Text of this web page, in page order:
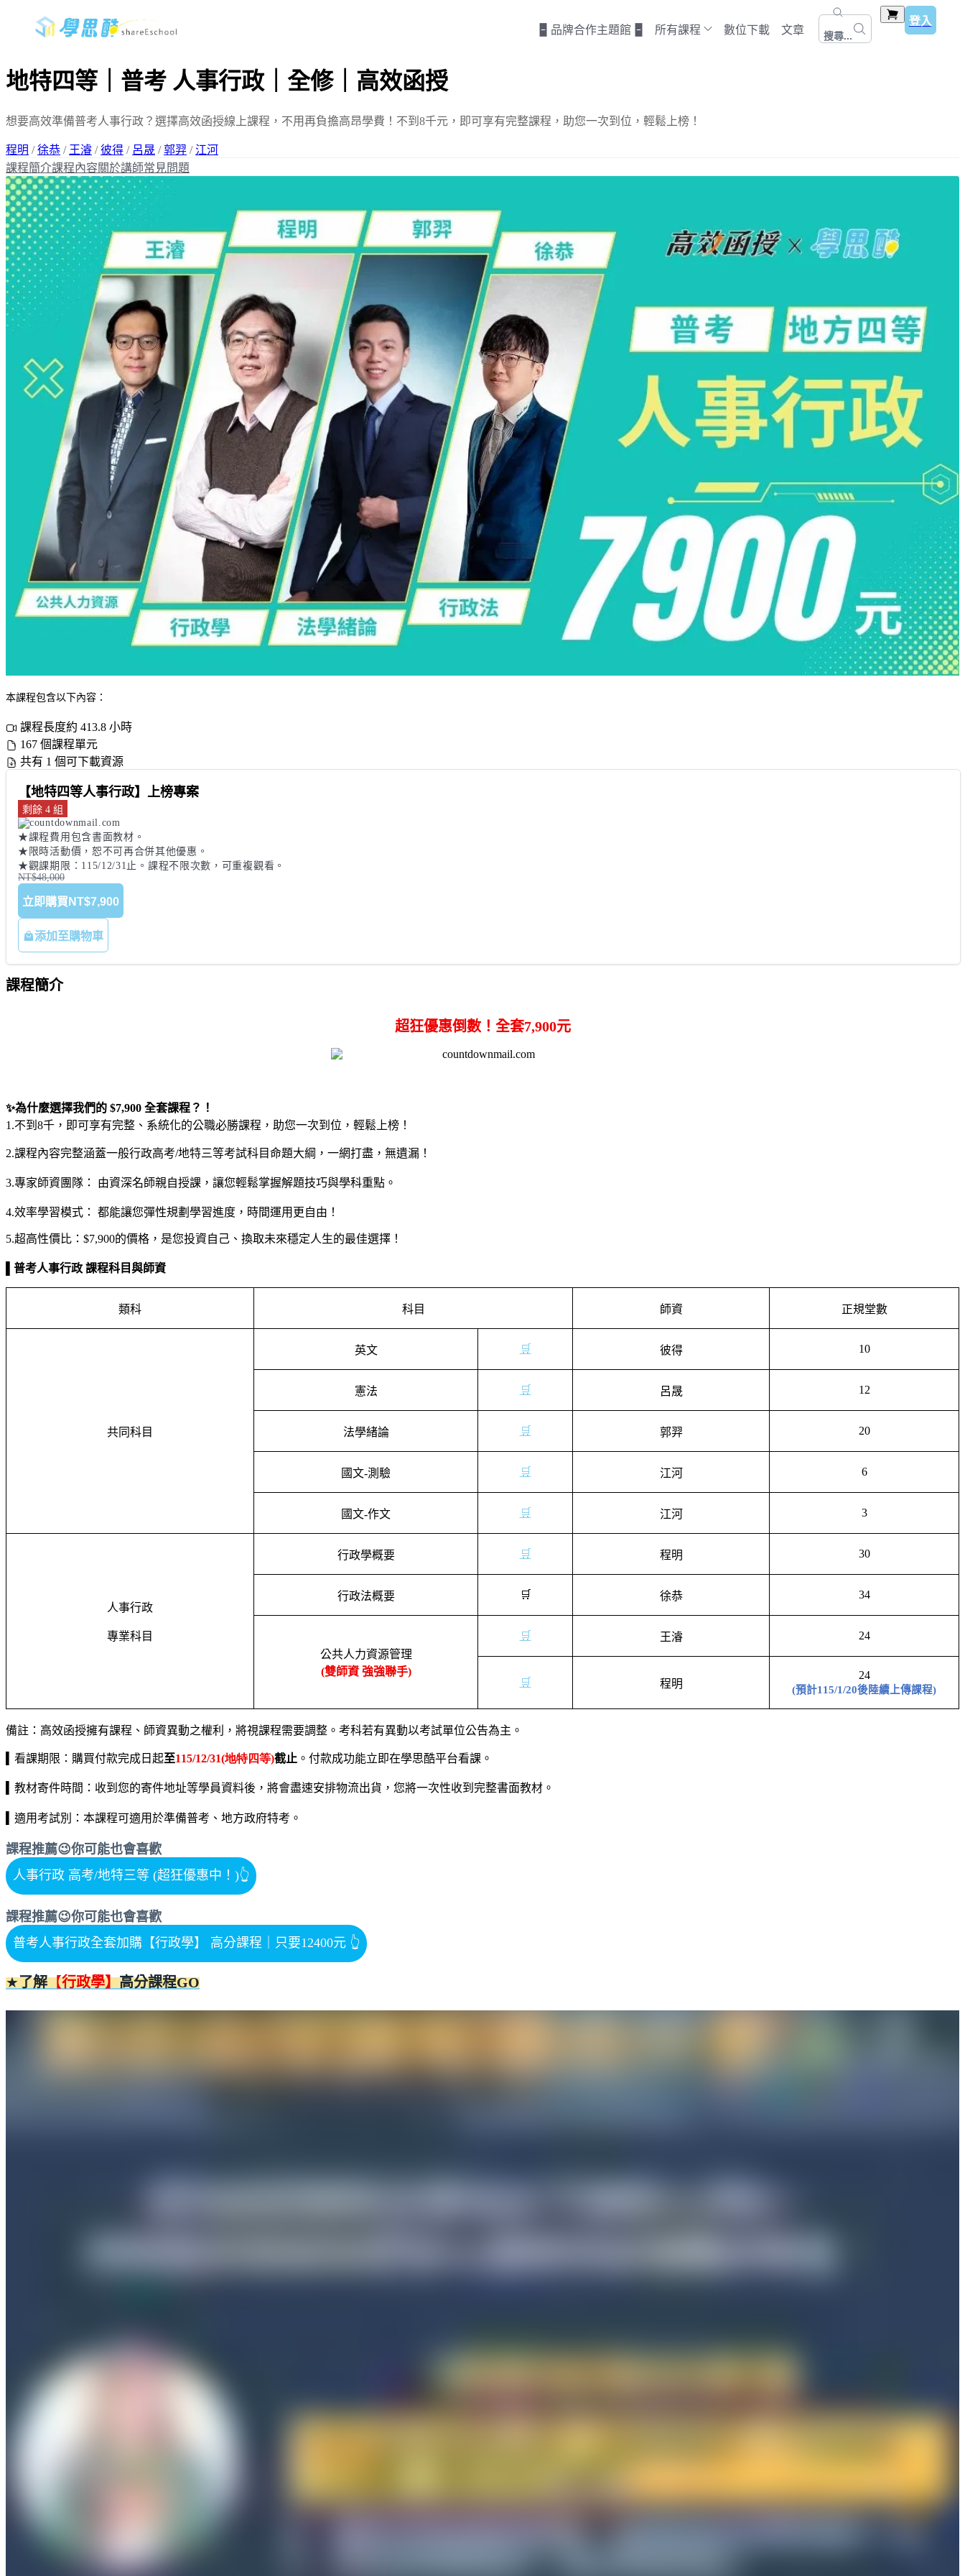
🁢 品牌合作主題館 🁢 所有課程 數位下載 文章 搜尋...
登入
地特四等｜普考 人事行政｜全修｜高效函授
想要高效準備普考人事行政？選擇高效函授線上課程，不用再負擔高昂學費！不到8千元，即可享有完整課程，助您一次到位，輕鬆上榜！
程明 /徐恭 / 王濬 /彼得 / 呂晟 /郭羿 / 江河
課程簡介課程內容關於講師常見問題
本課程包含以下內容：
課程長度約 413.8 小時
167 個課程單元
共有 1 個可下載資源
【地特四等人事行政】上榜專案
剩餘 4 組
★課程費用包含書面教材。
★限時活動價，恕不可再合併其他優惠。
★觀課期限：115/12/31止。課程不限次數，可重複觀看。
NT$48,000
立即購買 NT$7,900
添加至購物車
課程簡介
超狂優惠倒數！全套7,900元
✨為什麼選擇我們的 $7,900 全套課程？！
1.不到 8千，即可享有完整、系統化的公職必勝課程，助您一次到位，輕鬆上榜！
2.課程內容完整涵蓋一般行政高考/地特三等考試科目命題大綱，一網打盡，無遺漏！
3.專家師資團隊： 由資深名師親自授課，讓您輕鬆掌握解題技巧與學科重點。
4.效率學習模式： 都能讓您彈性規劃學習進度，時間運用更自由！
5.超高性價比： $7,900的價格，是您投資自己、換取未來穩定人生的最佳選擇！
普考人事行政 課程科目與師資
類科 科目 師資 正規堂數
共同科目
英文 🛒 彼得 10
憲法 🛒 呂晟 12
法學緒論 🛒 郭羿 20
國文-測驗 🛒 江河 6
國文-作文 🛒 江河 3
人事行政
專業科目
行政學概要 🛒 程明 30
行政法概要 🛒 徐恭 34
公共人力資源管理
(雙師資 強強聯手)
🛒 王濬 24
🛒 程明
24
(預計115/1/20後陸續上傳課程)
備註：高效函授擁有課程、師資異動之權利，將視課程需要調整。考科若有異動以考試單位公告為主。
看課期限：購買付款完成日起至115/12/31(地特四等)截止 。付款成功能立即在學思酷平台看課。
教材寄件時間：收到您的寄件地址等學員資料後，將會盡速安排物流出貨，您將一次性收到完整書面教材。
適用考試別：本課程可適用於準備普考、地方政府特考。
課程推薦😉你可能也會喜歡
人事行政 高考/地特三等 (超狂優惠中！)👆
課程推薦😉你可能也會喜歡
普考人事行政全套加購【行政學】 高分課程｜只要12400元 👆
★了解【行政學】高分課程GO